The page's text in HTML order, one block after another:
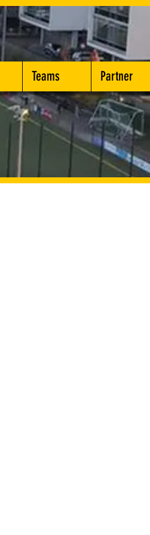
Teams Partner